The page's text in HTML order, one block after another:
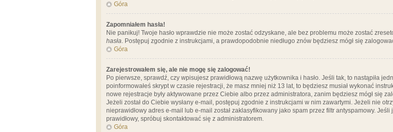
Góra
Zapomniałem hasła!
Nie panikuj! Twoje hasło wprawdzie nie może zostać odzyskane, ale bez problemu może zostać
hasła. Postępuj zgodnie z instrukcjami, a prawdopodobnie niedługo znów będziesz mógł się
Góra
Zarejestrowałem się, ale nie mogę się zalogować!
Po pierwsze, sprawdź, czy wpisujesz prawidłową nazwę użytkownika i hasło. Jeśli tak, to nastąpiła
poinformowałeś skrypt w czasie rejestracji, że masz mniej niż 13 lat, to będziesz musiał wykonać
nowe rejestracje były aktywowane przez Ciebie albo przez administratora, zanim będziesz mógł się
Jeżeli został do Ciebie wysłany e-mail, postępuj zgodnie z instrukcjami w nim zawartymi. Jeżeli nie
nieprawidłowy adres e-mail lub e-mail został zaklasyfikowany jako spam przez filtr antyspamowy.
prawidłowy, spróbuj skontaktować się z administratorem.
Góra